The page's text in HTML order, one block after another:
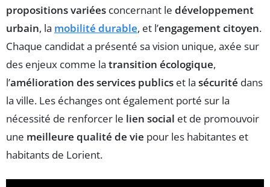
propositions variées concernant le développement
urbain, la mobilité durable, et l’engagement citoyen.
Chaque candidat a présenté sa vision unique, axée sur
des enjeux comme la transition écologique,
l’amélioration des services publics et la sécurité dans
la ville. Les échanges ont également porté sur la
nécessité de renforcer le lien social et de promouvoir
une meilleure qualité de vie pour les habitantes et
habitants de Lorient.